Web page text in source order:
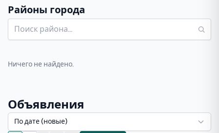
Районы города
Ничего не найдено.
Объявления
По дате (новые)